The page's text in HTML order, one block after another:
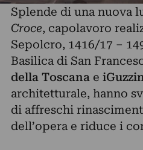
Splende di una nuova
Croce, capolavoro
Sepolcro, 1416/17 –
Basilica di San
della Toscanae
architetturale, hanno
di affreschi
dell’opera e riduce i